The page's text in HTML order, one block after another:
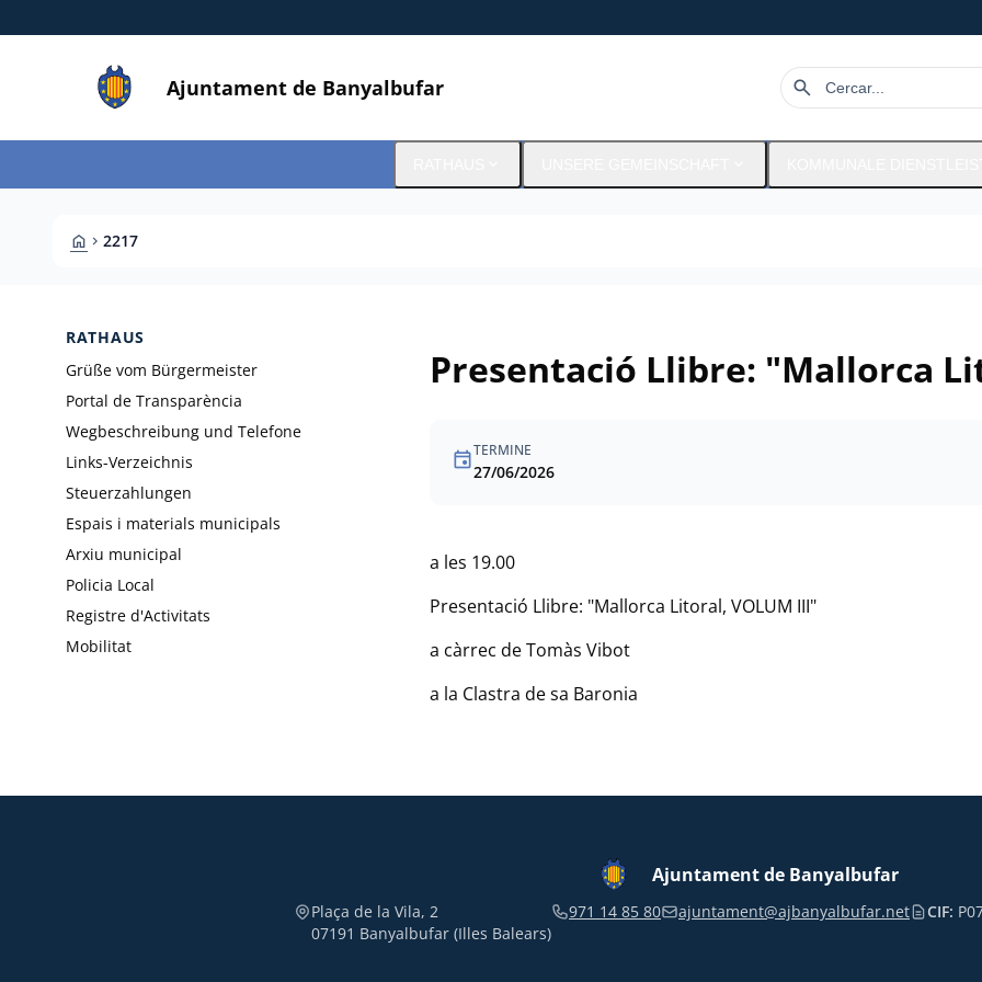
Ajuntament de Banyalbufar search
HOME CHEVRON_RIGHT 2217
RATHAUS
Grüße vom Bürgermeister
Portal de Transparència
Wegbeschreibung und Telefone
Links-Verzeichnis
Steuerzahlungen
Espais i materials municipals
Arxiu municipal
Policia Local
Registre d'Activitats
Mobilitat
Presentació Llibre: "Mallorca
eventTERMINE
27/06/2026
a les 19.00
Presentació Llibre: "Mallorca Litoral, VOLUM III"
a càrrec de Tomàs Vibot
a la Clastra de sa Baronia
Ajuntament de Banyalbufar
Plaça de la Vila, 2
07191 Banyalbufar (Illes Balears)
971 14 85 80 ajuntament@ajbanyalbufar.net CIF: